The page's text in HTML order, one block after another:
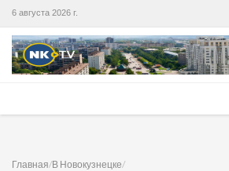
6 августа 2026 г.
Главная/В Новокузнецке/